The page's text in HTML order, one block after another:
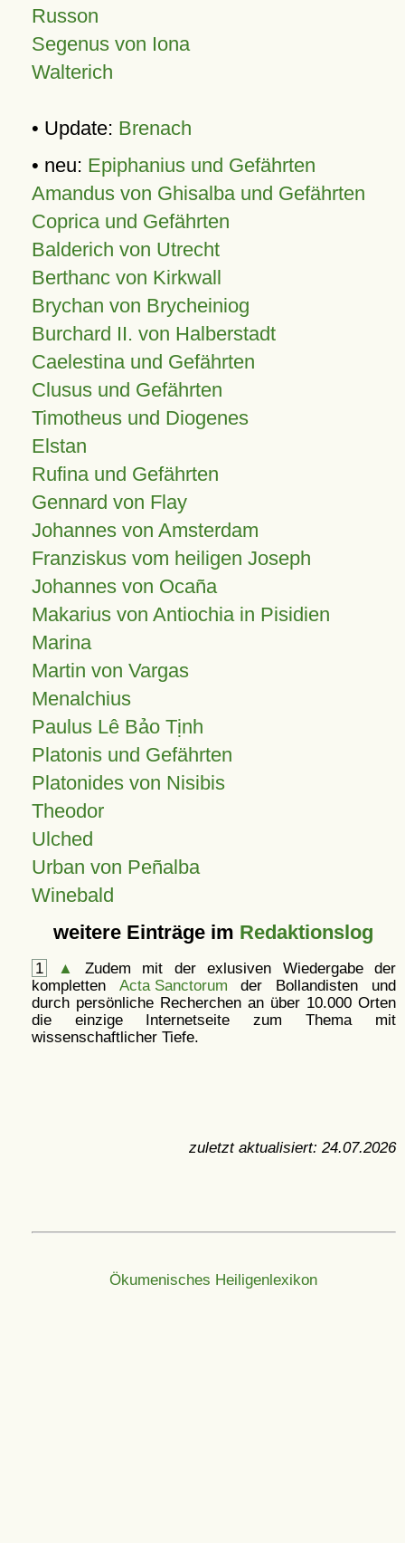
Russon
Segenus von Iona
Walterich
• Update: Brenach
• neu: Epiphanius und Gefährten
Amandus von Ghisalba und Gefährten
Coprica und Gefährten
Balderich von Utrecht
Berthanc von Kirkwall
Brychan von Brycheiniog
Burchard II. von Halberstadt
Caelestina und Gefährten
Clusus und Gefährten
Timotheus und Diogenes
Elstan
Rufina und Gefährten
Gennard von Flay
Johannes von Amsterdam
Franziskus vom heiligen Joseph
Johannes von Ocaña
Makarius von Antiochia in Pisidien
Marina
Martin von Vargas
Menalchius
Paulus Lê Bảo Tịnh
Platonis und Gefährten
Platonides von Nisibis
Theodor
Ulched
Urban von Peñalba
Winebald
weitere Einträge im Redaktionslog
1 ▲
Zudem mit der exlusiven Wiedergabe der
kompletten Acta Sanctorum der Bollandisten und
durch persönliche Recherchen an über 10.000 Orten
die einzige Internetseite zum Thema mit
wissenschaftlicher Tiefe.
zuletzt aktualisiert: 24.07.2026
Ökumenisches Heiligenlexikon